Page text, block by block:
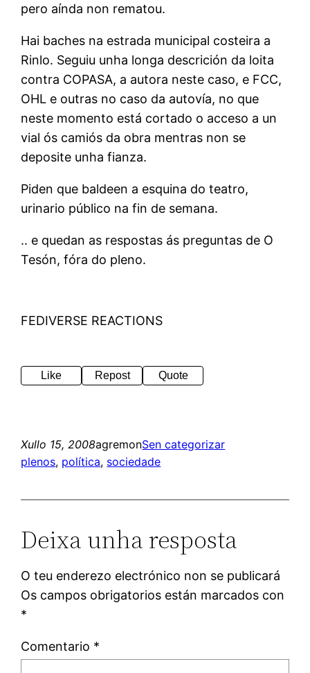
pero aínda non rematou.
Hai baches na estrada municipal costeira a
Rinlo. Seguiu unha longa descrición da loita
contra COPASA, a autora neste caso, e FCC,
OHL e outras no caso da autovía, no que
neste momento está cortado o acceso a un
vial ós camiós da obra mentras non se
deposite unha fianza.
Piden que baldeen a esquina do teatro,
urinario público na fin de semana.
.. e quedan as respostas ás preguntas de O
Tesón, fóra do pleno.
FEDIVERSE REACTIONS
Like Repost Quote
Xullo 15, 2008agremonSen categorizar
plenos, política, sociedade
Deixa unha resposta
O teu enderezo electrónico non se publicará
Os campos obrigatorios están marcados con
*
Comentario *